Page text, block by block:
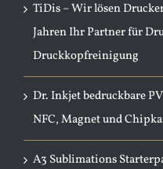
TiDis – Wir lösen
Jahren Ihr Partner für
Druckkopfreinigung
Dr. Inkjet bedruckbare
NFC, Magnet und
A3 Sublimations